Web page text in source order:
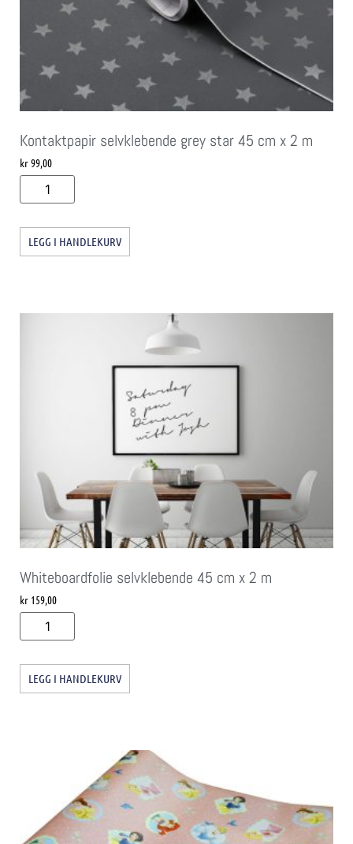
Kontaktpapir selvklebende grey star 45 cm x 2 m
kr99,00
LEGG I HANDLEKURV
Whiteboardfolie selvklebende 45 cm x 2 m
kr 159,00
LEGG I HANDLEKURV